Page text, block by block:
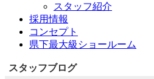
スタッフ紹介
採用情報
コンセプト
県下最大級ショールーム
スタッフブログ